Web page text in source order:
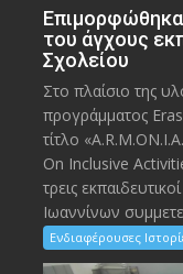
του άγχους
Σχολείου
Στο πλαίσιο της
προγράμματος
τίτλο
On Inclusive
τρεις
Ιωαννίνων
Ενδιαφέρουσες